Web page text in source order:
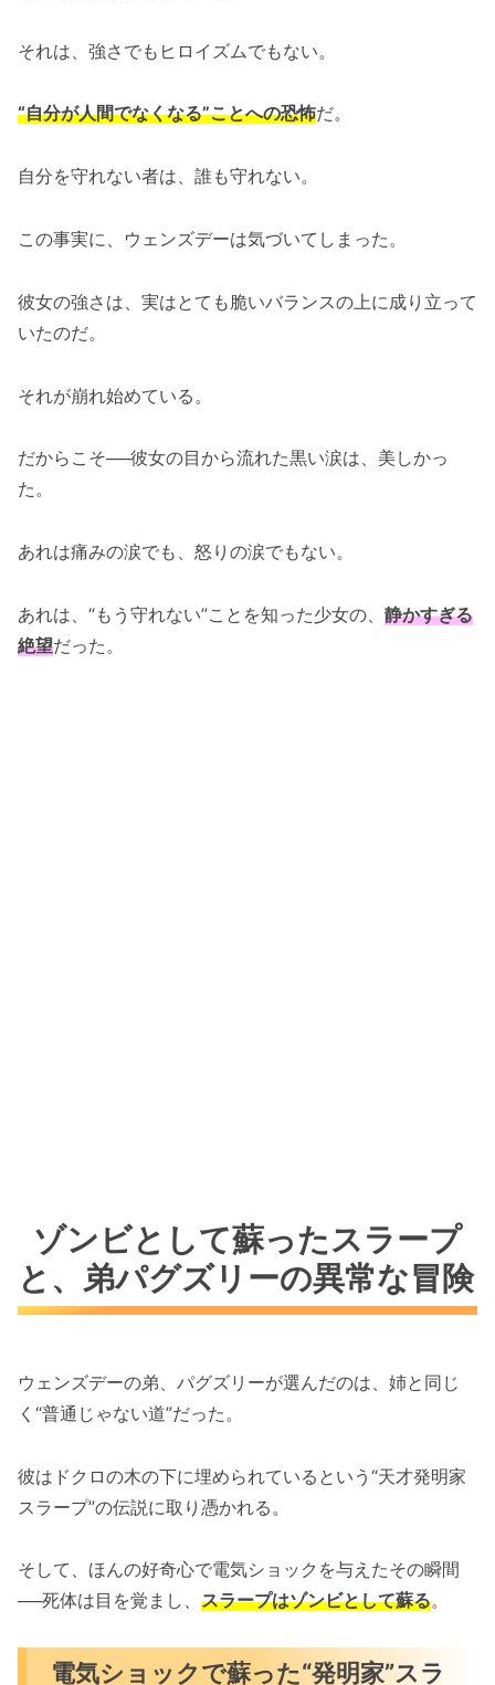
それは、強さでもヒロイズムでもない。
“自分が人間でなくなる”ことへの恐怖だ。
自分を守れない者は、誰も守れない。
この事実に、ウェンズデーは気づいてしまった。
彼女の強さは、実はとても脆いバランスの上に成り立って
いたのだ。
それが崩れ始めている。
だからこそ──彼女の目から流れた黒い涙は、美しかっ
た。
あれは痛みの涙でも、怒りの涙でもない。
あれは、“もう守れない”ことを知った少女の、 静かすぎる
絶望だった。
ゾンビとして蘇ったスラープ
と、弟パグズリーの異常な冒険
ウェンズデーの弟、パグズリーが選んだのは、姉と同じ
く“普通じゃない道”だった。
彼はドクロの木の下に埋められているという“天才発明家
スラープ”の伝説に取り憑かれる。
そして、ほんの好奇心で電気ショックを与えたその瞬間
──死体は目を覚まし、 スラープはゾンビとして蘇る。
電気ショックで蘇った“発明家”スラ